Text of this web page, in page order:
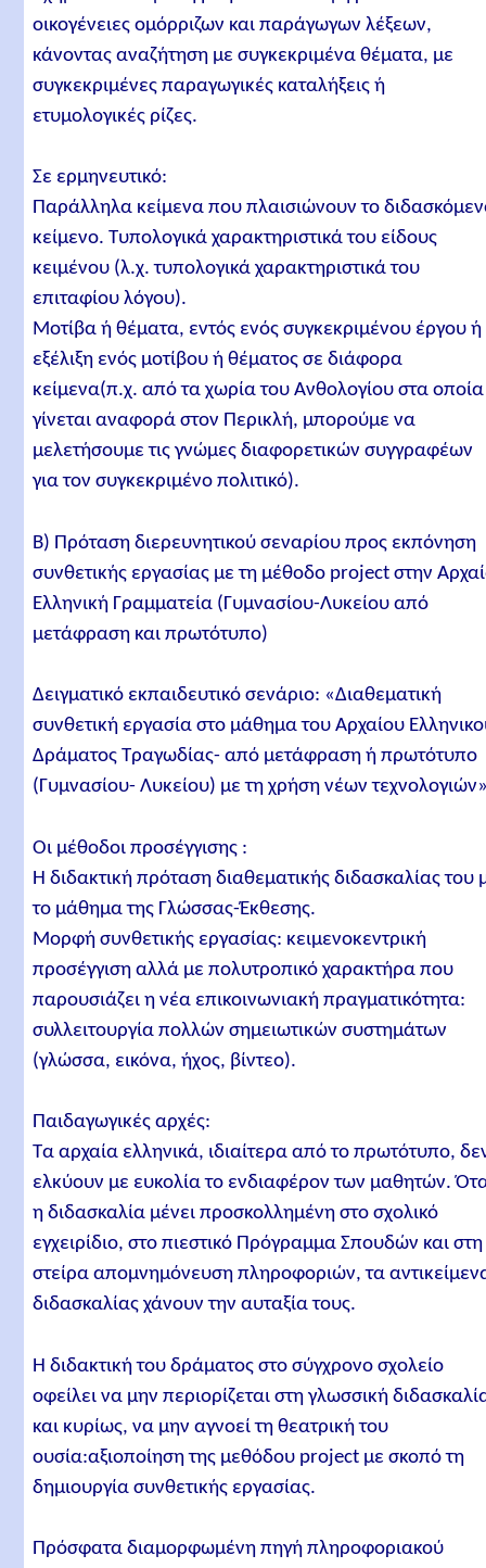
οικογένειες ομόρριζων και παράγωγων λέξεων,
κάνοντας αναζήτηση με συγκεκριμένα θέματα, με
συγκεκριμένες παραγωγικές καταλήξεις ή
ετυμολογικές ρίζες.
Σε ερμηνευτικό:
Παράλληλα κείμενα που πλαισιώνουν το
κείμενο. Τυπολογικά χαρακτηριστικά του είδους
κειμένου (λ.χ. τυπολογικά χαρακτηριστικά του
επιταφίου λόγου).
Μοτίβα ή θέματα, εντός ενός συγκεκριμένου έργου ή
εξέλιξη ενός μοτίβου ή θέματος σε διάφορα
κείμενα(π.χ. από τα χωρία του Ανθολογίου στα οποία
γίνεται αναφορά στον Περικλή, μπορούμε να
μελετήσουμε τις γνώμες διαφορετικών συγγραφέων
για τον συγκεκριμένο πολιτικό).
Β) Πρόταση διερευνητικού σεναρίου προς εκπόνηση
συνθετικής εργασίας με τη μέθοδο project στην
Ελληνική Γραμματεία (Γυμνασίου-Λυκείου από
μετάφραση και πρωτότυπο)
Δειγματικό εκπαιδευτικό σενάριο: «Διαθεματική
συνθετική εργασία στο μάθημα του Αρχαίου
Δράματος Τραγωδίας- από μετάφραση ή πρωτότυπο
(Γυμνασίου- Λυκείου) με τη χρήση νέων
Οι μέθοδοι προσέγγισης :
Η διδακτική πρόταση διαθεματικής διδασκαλίας του
το μάθημα της Γλώσσας-Έκθεσης.
Μορφή συνθετικής εργασίας: κειμενοκεντρική
προσέγγιση αλλά με πολυτροπικό χαρακτήρα που
παρουσιάζει η νέα επικοινωνιακή πραγματικότητα:
συλλειτουργία πολλών σημειωτικών συστημάτων
(γλώσσα, εικόνα, ήχος, βίντεο).
Παιδαγωγικές αρχές:
Τα αρχαία ελληνικά, ιδιαίτερα από το πρωτότυπο,
ελκύουν με ευκολία το ενδιαφέρον των μαθητών.
η διδασκαλία μένει προσκολλημένη στο σχολικό
εγχειρίδιο, στο πιεστικό Πρόγραμμα Σπουδών και στη
στείρα απομνημόνευση πληροφοριών, τα
διδασκαλίας χάνουν την αυταξία τους.
Η διδακτική του δράματος στο σύγχρονο σχολείο
οφείλει να μην περιορίζεται στη γλωσσική
και κυρίως, να μην αγνοεί τη θεατρική του
ουσία:αξιοποίηση της μεθόδου project με σκοπό τη
δημιουργία συνθετικής εργασίας.
Πρόσφατα διαμορφωμένη πηγή πληροφοριακού